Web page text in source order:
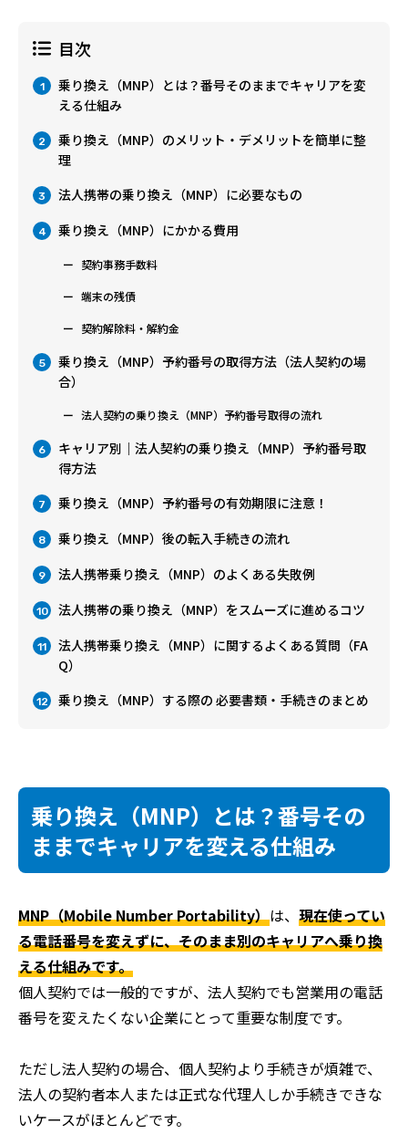
目次
1
乗り換え（MNP）とは？番号そのままでキャリアを変
える仕組み
2
乗り換え（MNP）のメリット・デメリットを簡単に整
理
3 法人携帯の乗り換え（MNP）に必要なもの
4 乗り換え（MNP）にかかる費用
契約事務手数料
端末の残債
契約解除料・解約金
5
乗り換え（MNP）予約番号の取得方法（法人契約の場
合）
法人契約の乗り換え（MNP）予約番号取得の流れ
6
キャリア別｜法人契約の乗り換え（MNP）予約番号取
得方法
7 乗り換え（MNP）予約番号の有効期限に注意！
8 乗り換え（MNP）後の転入手続きの流れ
9 法人携帯乗り換え（MNP）のよくある失敗例
10 法人携帯の乗り換え（MNP）をスムーズに進めるコツ
11
法人携帯乗り換え（MNP）に関するよくある質問（FA
Q）
12 乗り換え（MNP）する際の 必要書類・手続きのまとめ
乗り換え（MNP）とは？番号その
ままでキャリアを変える仕組み
MNP（Mobile Number Portability）は、 現在使ってい
る電話番号を変えずに、そのまま別のキャリアへ乗り換
える仕組みです。
個人契約では一般的ですが、法人契約でも営業用の電話
番号を変えたくない企業にとって重要な制度です。
ただし法人契約の場合、個人契約より手続きが煩雑で、
法人の契約者本人または正式な代理人しか手続きできな
いケースがほとんどです。